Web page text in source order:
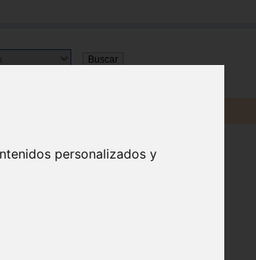
personalizados y